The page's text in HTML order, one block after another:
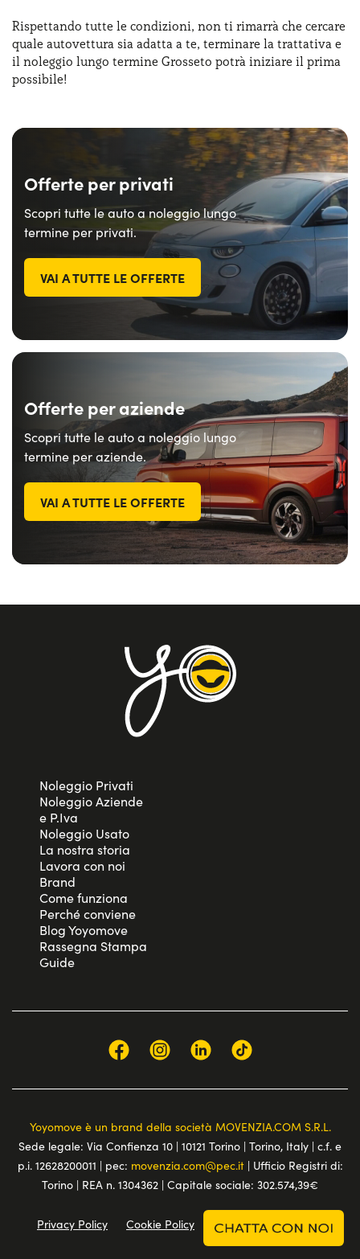
Rispettando tutte le condizioni, non ti rimarrà che cercare
quale autovettura sia adatta a te, terminare la trattativa e
il noleggio lungo termine Grosseto potrà iniziare il prima
possibile!
Offerte per privati
Scopri tutte le auto a noleggio lungo
termine per privati.
VAI A TUTTE LE OFFERTE
Offerte per aziende
Scopri tutte le auto a noleggio lungo
termine per aziende.
VAI A TUTTE LE OFFERTE
Noleggio Privati
Noleggio Aziende
e P.Iva
Noleggio Usato
La nostra storia
Lavora con noi
Brand
Come funziona
Perché conviene
Blog Yoyomove
Rassegna Stampa
Guide
Yoyomove è un brand della società MOVENZIA.COM S.R.L.
Sede legale: Via Confienza 10 | 10121 Torino | Torino, Italy | c.f. e
p.i. 12628200011 | pec: movenzia.com@pec.it| Ufficio Registri di:
Torino | REA n. 1304362 | Capitale sociale: 302.574,39€
Privacy Policy Cookie Policy Terms and conditions